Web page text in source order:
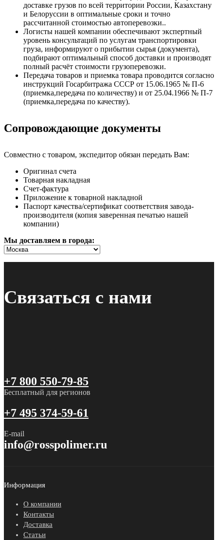
доставке грузов по всей территории России, Казахстану
и Белоруссии в оптимальные сроки и точно
рассчитанной стоимостью автоперевозки..
Логисты нашей компании обеспечивают экспертный
уровень консультаций по услугам транспортировки
груза, информируют о прибытии сырья (документа),
подбирают оптимальный способ доставки и производят
полный расчёт стоимости грузоперевозки.
Передача товаров и приемка товара проводится согласно
инструкций Госарбитража СССР от 15.06.1965 № П-6
(приемка,передача по количеству) и от 25.04.1966 № П-7
(приемка,передача по качеству).
Сопровождающие документы
Совместно с товаром, экспедитор обязан передать Вам:
Оригинал счета
Товарная накладная
Счет-фактура
Приложение к товарной накладной
Паспорт качества/сертификат соответствия завода-
производителя (копия заверенная печатью нашей
компании)
Мы доставляем в города:
Связаться с нами
+7 800 550-79-85
Бесплатный для регионов
+7 495 374-59-61
E-mail
info@rosspolimer.ru
Информация
О компании
Контакты
Доставка
Статьи